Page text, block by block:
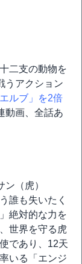
二支の動物を
うアクション
ルブ」を2倍
動画、全話あ
ン（虎）
う誰も失いたく
絶対的な力を
世界を守る虎
であり、12天
いる「エンジ